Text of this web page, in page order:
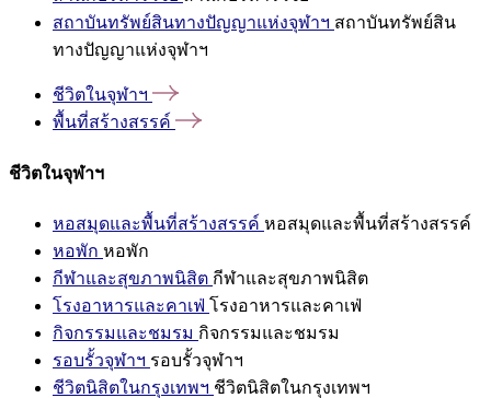
สถาบันทรัพย์สินทางปัญญาแห่งจุฬาฯ สถาบันทรัพย์สิน
ทางปัญญาแห่งจุฬาฯ
ชีวิตในจุฬาฯ
พื้นที่สร้างสรรค์
ชีวิตในจุฬาฯ
หอสมุดและพื้นที่สร้างสรรค์ หอสมุดและพื้นที่สร้างสรรค์
หอพัก หอพัก
กีฬาและสุขภาพนิสิต กีฬาและสุขภาพนิสิต
โรงอาหารและคาเฟ่ โรงอาหารและคาเฟ่
กิจกรรมและชมรม กิจกรรมและชมรม
รอบรั้วจุฬาฯ รอบรั้วจุฬาฯ
ชีวิตนิสิตในกรุงเทพฯ ชีวิตนิสิตในกรุงเทพฯ